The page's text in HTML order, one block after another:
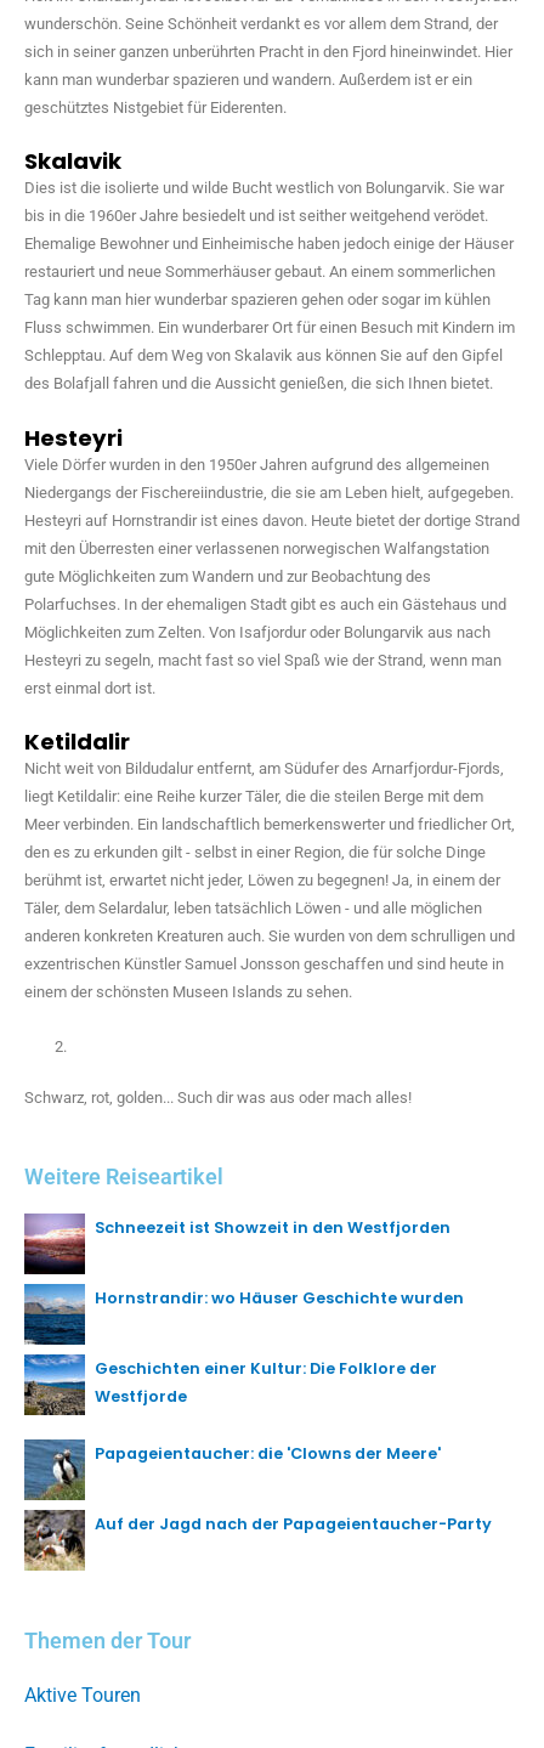
wunderschön. Seine Schönheit verdankt es vor allem dem Strand, der
sich in seiner ganzen unberührten Pracht in den Fjord hineinwindet. Hier
kann man wunderbar spazieren und wandern. Außerdem ist er ein
geschütztes Nistgebiet für Eiderenten.
Skalavik
Dies ist die isolierte und wilde Bucht westlich von Bolungarvik. Sie war
bis in die 1960er Jahre besiedelt und ist seither weitgehend verödet.
Ehemalige Bewohner und Einheimische haben jedoch einige der Häuser
restauriert und neue Sommerhäuser gebaut. An einem sommerlichen
Tag kann man hier wunderbar spazieren gehen oder sogar im kühlen
Fluss schwimmen. Ein wunderbarer Ort für einen Besuch mit Kindern im
Schlepptau. Auf dem Weg von Skalavik aus können Sie auf den Gipfel
des Bolafjall fahren und die Aussicht genießen, die sich Ihnen bietet.
Hesteyri
Viele Dörfer wurden in den 1950er Jahren aufgrund des allgemeinen
Niedergangs der Fischereiindustrie, die sie am Leben hielt, aufgegeben.
Hesteyri auf Hornstrandir ist eines davon. Heute bietet der dortige Strand
mit den Überresten einer verlassenen norwegischen Walfangstation
gute Möglichkeiten zum Wandern und zur Beobachtung des
Polarfuchses. In der ehemaligen Stadt gibt es auch ein Gästehaus und
Möglichkeiten zum Zelten. Von Isafjordur oder Bolungarvik aus nach
Hesteyri zu segeln, macht fast so viel Spaß wie der Strand, wenn man
erst einmal dort ist.
Ketildalir
Nicht weit von Bildudalur entfernt, am Südufer des Arnarfjordur-Fjords,
liegt Ketildalir: eine Reihe kurzer Täler, die die steilen Berge mit dem
Meer verbinden. Ein landschaftlich bemerkenswerter und friedlicher Ort,
den es zu erkunden gilt - selbst in einer Region, die für solche Dinge
berühmt ist, erwartet nicht jeder, Löwen zu begegnen! Ja, in einem der
Täler, dem Selardalur, leben tatsächlich Löwen - und alle möglichen
anderen konkreten Kreaturen auch. Sie wurden von dem schrulligen und
exzentrischen Künstler Samuel Jonsson geschaffen und sind heute in
einem der schönsten Museen Islands zu sehen.
Schwarz, rot, golden... Such dir was aus oder mach alles!
Weitere Reiseartikel
Schneezeit ist Showzeit in den Westfjorden
Hornstrandir: wo Häuser Geschichte wurden
Geschichten einer Kultur: Die Folklore der
Westfjorde
Papageientaucher: die 'Clowns der Meere'
Auf der Jagd nach der Papageientaucher-Party
Themen der Tour
Aktive Touren